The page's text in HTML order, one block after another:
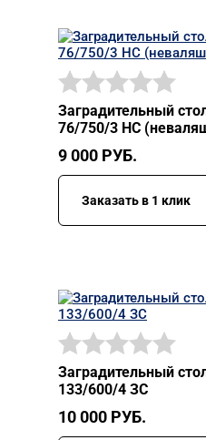
Заградительный
76/750/3 НС
9 000 РУБ.
Заказать в 1 клик
Заградительный
133/600/4 ЗС
10 000 РУБ.